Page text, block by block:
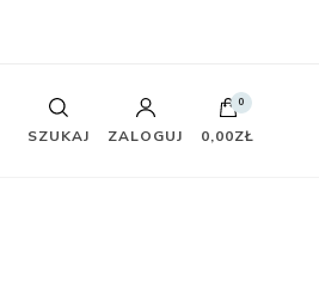
SZUKAJ ZALOGUJ
0
0,00ZŁ